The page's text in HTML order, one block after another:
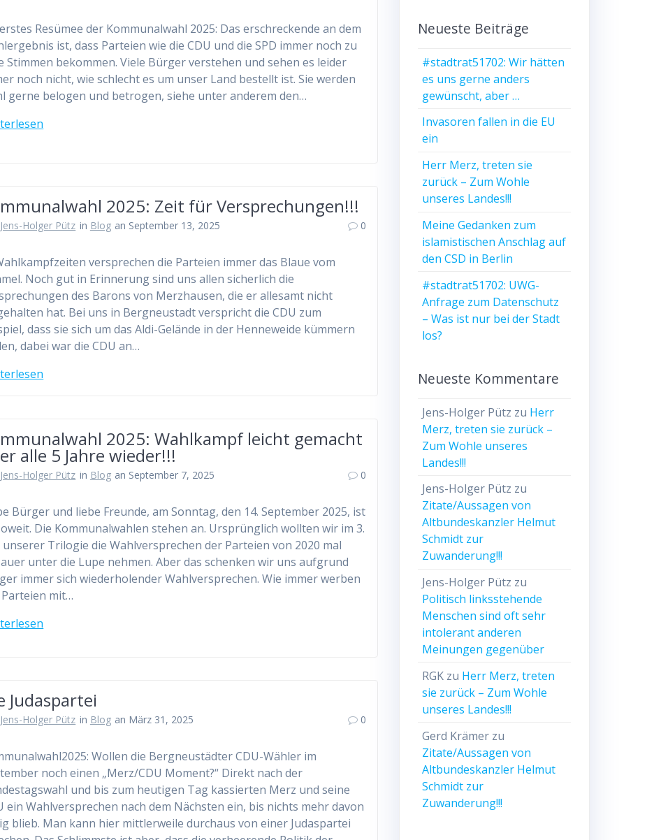
Resümee der Kommunalwahl 2025: Das erschreckende an dem
ist, dass Parteien wie die CDU und die SPD immer noch zu
Stimmen bekommen. Viele Bürger verstehen und sehen es leider
noch nicht, wie schlecht es um unser Land bestellt ist. Sie werden
gerne belogen und betrogen, siehe unter anderem den…
2025: Zeit für Versprechungen!!!
Jens-Holger Pütz in Blog an September 13, 2025 0
versprechen die Parteien immer das Blaue vom
Noch gut in Erinnerung sind uns allen sicherlich die
des Barons von Merzhausen, die er allesamt nicht
hat. Bei uns in Bergneustadt verspricht die CDU zum
dass sie sich um das Aldi-Gelände in der Henneweide kümmern
dabei war die CDU an…
2025: Wahlkampf leicht gemacht
alle 5 Jahre wieder!!!
Jens-Holger Pütz in Blog an September 7, 2025 0
Bürger und liebe Freunde, am Sonntag, den 14. September 2025, ist
Die Kommunalwahlen stehen an. Ursprünglich wollten wir im 3.
unserer Trilogie die Wahlversprechen der Parteien von 2020 mal
unter die Lupe nehmen. Aber das schenken wir uns aufgrund
immer sich wiederholender Wahlversprechen. Wie immer werben
mit…
Judaspartei
Jens-Holger Pütz in Blog an März 31, 2025 0
Wollen die Bergneustädter CDU-Wähler im
noch einen „Merz/CDU Moment?“ Direkt nach der
und bis zum heutigen Tag kassierten Merz und seine
ein Wahlversprechen nach dem Nächsten ein, bis nichts mehr davon
blieb. Man kann hier mittlerweile durchaus von einer Judaspartei
Neueste Beiträge
#stadtrat51702: Wir hätten
es uns gerne anders
gewünscht, aber …
Invasoren fallen in die EU
ein
Herr Merz, treten sie
zurück – Zum Wohle
unseres Landes!!!
Meine Gedanken zum
islamistischen Anschlag auf
den CSD in Berlin
#stadtrat51702: UWG-
Anfrage zum Datenschutz
– Was ist nur bei der Stadt
los?
Neueste Kommentare
Jens-Holger Pütz zu Herr
Merz, treten sie zurück –
Zum Wohle unseres
Landes!!!
Jens-Holger Pütz zu
Zitate/Aussagen von
Altbundeskanzler Helmut
Schmidt zur
Zuwanderung!!!
Jens-Holger Pütz zu
Politisch linksstehende
Menschen sind oft sehr
intolerant anderen
Meinungen gegenüber
RGK zu Herr Merz, treten
sie zurück – Zum Wohle
unseres Landes!!!
Gerd Krämer zu
Zitate/Aussagen von
Altbundeskanzler Helmut
Schmidt zur
Zuwanderung!!!